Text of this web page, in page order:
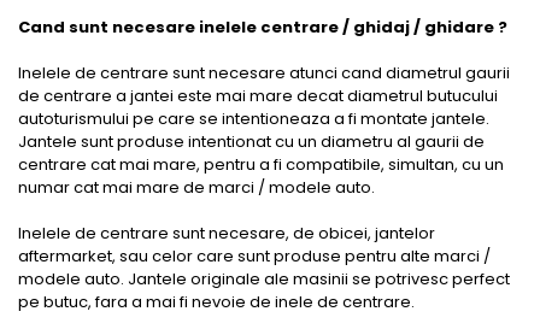
Cand sunt necesare inelele centrare / ghidaj / ghidare ?
Inelele de centrare sunt necesare atunci cand diametrul gaurii
de centrare a jantei este mai mare decat diametrul butucului
autoturismului pe care se intentioneaza a fi montate jantele.
Jantele sunt produse intentionat cu un diametru al gaurii de
centrare cat mai mare, pentru a fi compatibile, simultan, cu un
numar cat mai mare de marci / modele auto.
Inelele de centrare sunt necesare, de obicei, jantelor
aftermarket, sau celor care sunt produse pentru alte marci /
modele auto. Jantele originale ale masinii se potrivesc perfect
pe butuc, fara a mai fi nevoie de inele de centrare.